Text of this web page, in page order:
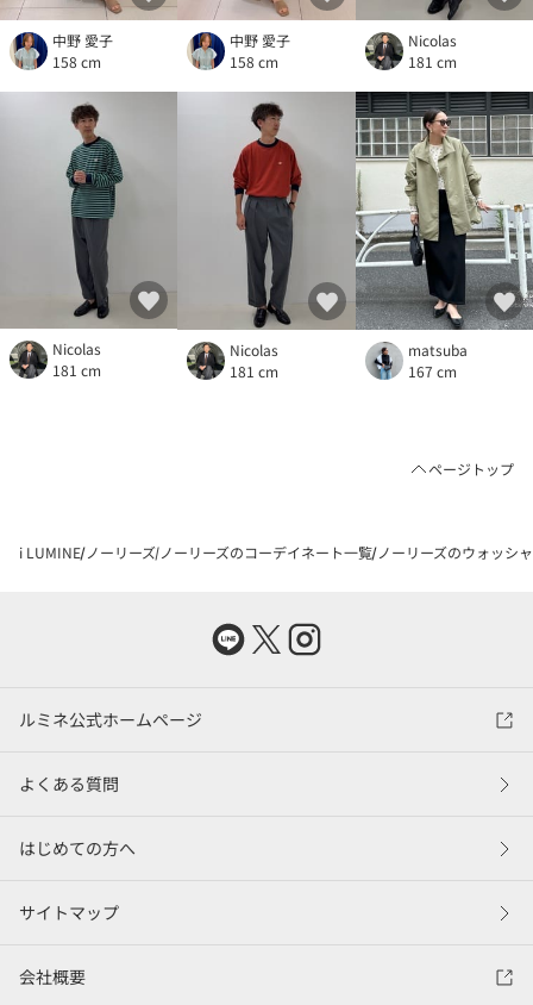
中野 愛子
158 cm
中野 愛子
158 cm
Nicolas
181 cm
Nicolas
181 cm
Nicolas
181 cm
matsuba
167 cm
ページトップ
i LUMINE ノーリーズ ノーリーズのコーデイネート一覧 ノーリーズのウォッシ
ルミネ公式ホームページ
よくある質問
はじめての方へ
サイトマップ
会社概要